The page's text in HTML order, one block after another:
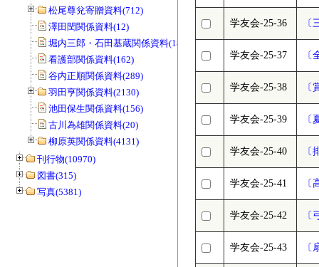
松尾尊兊寄贈資料(712)
澤田閏関係資料(12)
堀内三郎・石田基蔵関係資料(189)
看護部関係資料(162)
谷内正順関係資料(289)
羽田亨関係資料(2130)
池田保生関係資料(156)
古川為雄関係資料(20)
柳原英関係資料(4131)
刊行物(10970)
図書(315)
写真(5381)
学友会-25-36
学友会-25-37
学友会-25-38 〔
学友会-25-39
学友会-25-40
学友会-25-41
学友会-25-42
学友会-25-43